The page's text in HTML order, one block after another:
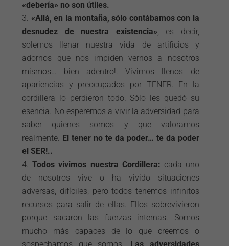
«debería» no son útiles.
«Allá, en la montaña, sólo contábamos con la
desnudez de nuestra existencia», es decir,
solemos llenar nuestra vida de artificios y
adornos que nos impiden vernos a nosotros
mismos… bien adentro!. Vivimos llenos de
apariencias y preocupados por TENER. En la
cordillera lo perdieron todo. Sólo les quedó su
esencia. No esperemos a vivir la adversidad para
saber quienes somos y que valoramos
realmente. El tener no te da poder… te da poder
el SER!..
Todos vivimos nuestra Cordillera: cada uno
de nosotros vive o ha vivido situaciones
adversas, difíciles, pero todos tenemos infinitos
recursos para salir de ellas. Ellos sobrevivieron
porque sacaron las fuerzas internas. Somos
mucho más capaces de lo que creemos o